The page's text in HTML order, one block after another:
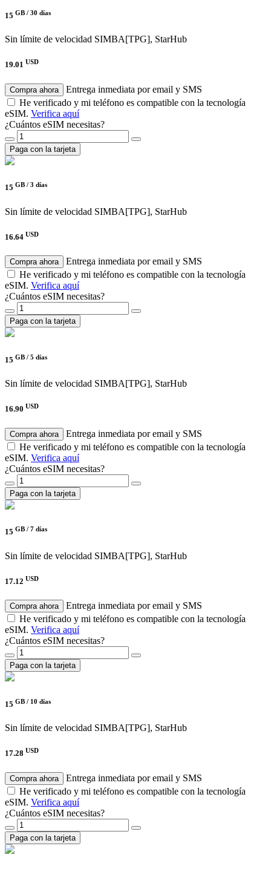
15 GB / 30 días
Sin límite de velocidad SIMBA[TPG], StarHub
19.01 USD
Compra ahora
Entrega inmediata por email y SMS
He verificado y mi teléfono es compatible con la tecnología
eSIM. Verifica aquí
¿Cuántos eSIM necesitas?
Paga con la tarjeta
15 GB / 3 días
Sin límite de velocidad SIMBA[TPG], StarHub
16.64 USD
Compra ahora
Entrega inmediata por email y SMS
He verificado y mi teléfono es compatible con la tecnología
eSIM. Verifica aquí
¿Cuántos eSIM necesitas?
Paga con la tarjeta
15 GB / 5 días
Sin límite de velocidad SIMBA[TPG], StarHub
16.90 USD
Compra ahora
Entrega inmediata por email y SMS
He verificado y mi teléfono es compatible con la tecnología
eSIM. Verifica aquí
¿Cuántos eSIM necesitas?
Paga con la tarjeta
15 GB / 7 días
Sin límite de velocidad SIMBA[TPG], StarHub
17.12 USD
Compra ahora
Entrega inmediata por email y SMS
He verificado y mi teléfono es compatible con la tecnología
eSIM. Verifica aquí
¿Cuántos eSIM necesitas?
Paga con la tarjeta
15 GB / 10 días
Sin límite de velocidad SIMBA[TPG], StarHub
17.28 USD
Compra ahora
Entrega inmediata por email y SMS
He verificado y mi teléfono es compatible con la tecnología
eSIM. Verifica aquí
¿Cuántos eSIM necesitas?
Paga con la tarjeta